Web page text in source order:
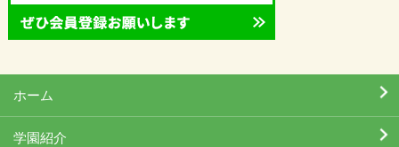
ホーム
学園紹介